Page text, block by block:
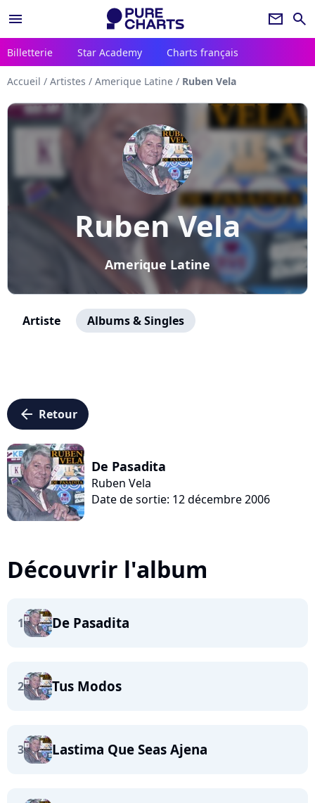
menu newsletter search
Billetterie Star Academy Charts français
Accueil / Artistes / Amerique Latine / Ruben Vela
Ruben Vela
Amerique Latine
Artiste Albums & Singles
arrow_left Retour
De Pasadita
Ruben Vela
Date de sortie: 12 décembre 2006
Découvrir l'album
1 De Pasadita
2 Tus Modos
3 Lastima Que Seas Ajena